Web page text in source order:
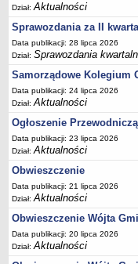
Majątek jednostek
Dług publiczny
Realizacja inwestycji
Sprawozdania z
Sprawozdania kwartalne
Sprawozdania
Informacje z
Interpretacje
SPRAWY DO ZAŁATWIENIA
BUDOWA
DOFINANSOWANIE
Preferencyjny zakup
Wykaz spraw
Dział:Aktualności
Sprawozdania za II
Data publikacji: 28 lipca 2026
Dział:Sprawozdania
Samorządowe Kolegium
Data publikacji: 24 lipca 2026
Dział:Aktualności
Ogłoszenie
Data publikacji: 23 lipca 2026
Dział:Aktualności
Obwieszczenie
Data publikacji: 21 lipca 2026
Dział:Aktualności
Obwieszczenie Wójta
Data publikacji: 20 lipca 2026
Dział:Aktualności